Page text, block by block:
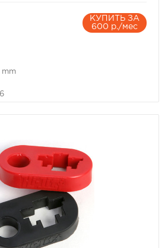
КУПИТЬ ЗА
600 р./мес
mm
:
отключать передний мост,
шумы и вибрации от
:
Pajero Sport, - Montero, - Montero
Delika 4WD, - L-200, - Triton
Главными Парами и